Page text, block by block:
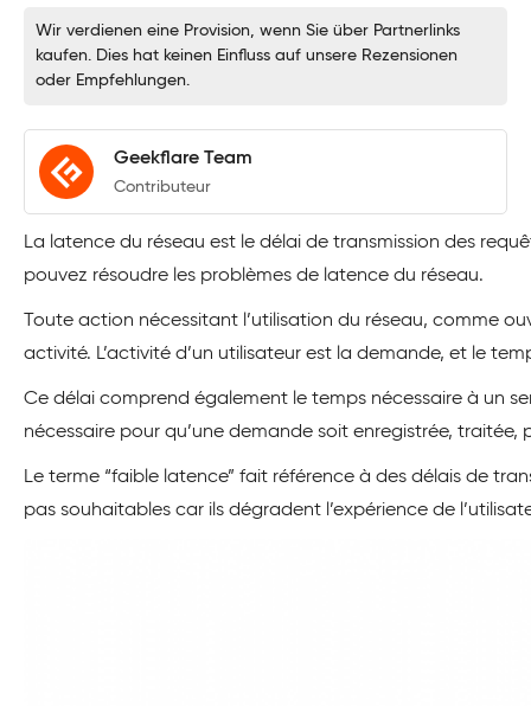
Wir verdienen eine Provision, wenn Sie über Partnerlinks
kaufen. Dies hat keinen Einfluss auf unsere Rezensionen
oder Empfehlungen.
Geekflare Team
Contributeur
La latence du réseau est le délai de transmission des
pouvez résoudre les problèmes de latence du réseau.
Toute action nécessitant l’utilisation du réseau, comme
activité. L’activité d’un utilisateur est la demande, et le
Ce délai comprend également le temps nécessaire à un
nécessaire pour qu’une demande soit enregistrée, traitée,
Le terme “faible latence” fait référence à des délais de
pas souhaitables car ils dégradent l’expérience de